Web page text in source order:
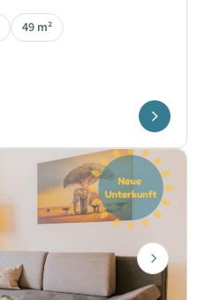
49 m²
Next